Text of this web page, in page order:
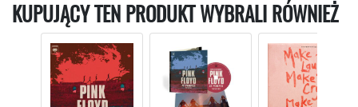
KUPUJĄCY TEN PRODUKT WYBRALI RÓWNIEŻ